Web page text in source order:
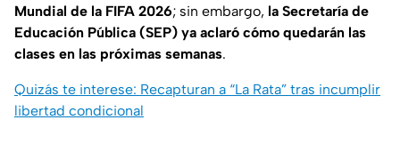
Mundial de la FIFA 2026; sin embargo, la Secretaría de
Educación Pública (SEP) ya aclaró cómo quedarán las
clases en las próximas semanas.
Quizás te interese: Recapturan a “La Rata” tras incumplir
libertad condicional